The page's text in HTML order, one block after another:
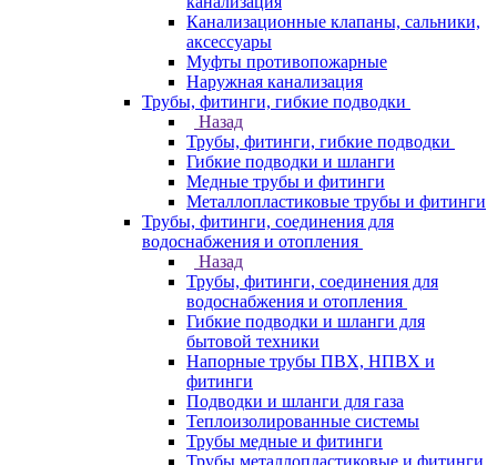
Канализационные клапаны, сальники,
аксессуары
Муфты противопожарные
Наружная канализация
Трубы, фитинги, гибкие подводки
Назад
Трубы, фитинги, гибкие подводки
Гибкие подводки и шланги
Медные трубы и фитинги
Металлопластиковые трубы и фитинги
Трубы, фитинги, соединения для
водоснабжения и отопления
Назад
Трубы, фитинги, соединения для
водоснабжения и отопления
Гибкие подводки и шланги для
бытовой техники
Напорные трубы ПВХ, НПВХ и
фитинги
Подводки и шланги для газа
Теплоизолированные системы
Трубы медные и фитинги
Трубы металлопластиковые и фитинги